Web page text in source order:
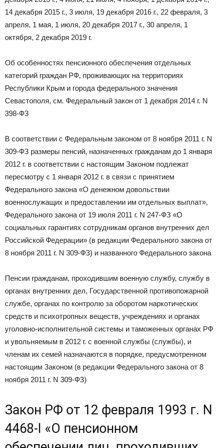
14 декабря 2015 г., 3 июля, 19 декабря 2016 г., 22 февраля, 3
апреля, 1 мая, 1 июля, 20 декабря 2017 г., 30 апреля, 1
октября, 2 декабря 2019 г.
Об особенностях пенсионного обеспечения отдельных
категорий граждан РФ, проживающих на территориях
Республики Крым и города федерального значения
Севастополя, см. Федеральный закон от 1 декабря 2014 г. N
398-ФЗ
В соответствии с Федеральным законом от 8 ноября 2011 г. N
309-ФЗ размеры пенсий, назначенных гражданам до 1 января
2012 г. в соответствии с настоящим Законом подлежат
пересмотру с 1 января 2012 г. в связи с принятием
Федерального закона «О денежном довольствии
военнослужащих и предоставлении им отдельных выплат»,
Федерального закона от 19 июля 2011 г. N 247-ФЗ «О
социальных гарантиях сотрудникам органов внутренних дел
Российской Федерации» (в редакции Федерального закона от
8 ноября 2011 г. N 309-ФЗ) и названного Федерального закона
Пенсии гражданам, проходившим военную службу, службу в
органах внутренних дел, Государственной противопожарной
службе, органах по контролю за оборотом наркотических
средств и психотропных веществ, учреждениях и органах
уголовно-исполнительной системы и таможенных органах РФ
и увольняемым в 2012 г. с военной службы (службы), и
членам их семей назначаются в порядке, предусмотренном
настоящим Законом (в редакции Федерального закона от 8
ноября 2011 г. N 309-ФЗ)
Закон РФ от 12 февраля 1993 г. N
4468-I «О пенсионном